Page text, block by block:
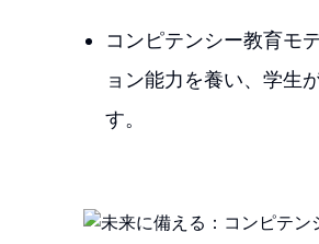
コンピテンシー教育モ
ョン能力を養い、学生
す。